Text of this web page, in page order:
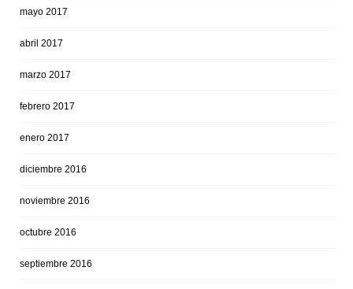
mayo 2017
abril 2017
marzo 2017
febrero 2017
enero 2017
diciembre 2016
noviembre 2016
octubre 2016
septiembre 2016